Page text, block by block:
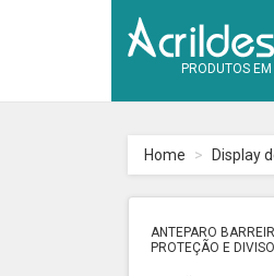
PRODUTOS
Home Display
ANTEPARO
PROTEÇÃO E